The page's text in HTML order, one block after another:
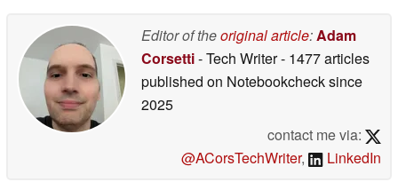
Editor of theoriginal article:Adam
Corsetti- Tech Writer- 1477 articles
published on Notebookchecksince
2025
contact me via:
@ACorsTechWriter, LinkedIn